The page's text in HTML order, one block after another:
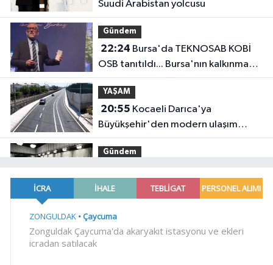
Suudi Arabistan yolcusu
Gündem
22:24
OSB tanıtıldı... Bursa'nın kalkınma
yolculuğunda yeni dönem
YAŞAM
20:55
Büyükşehir'den modern ulaşım
yatırımı
Gündem
bildiri... Terörsüz Türkiye, bölgesel
güvenlik ve Gazze mesajı
19:02Yakıt barcı filosuna iki yeni